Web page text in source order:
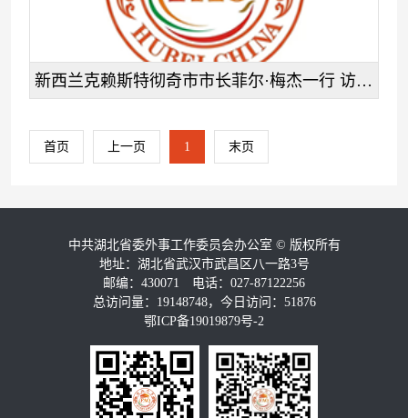
新西兰克赖斯特彻奇市市长菲尔·梅杰一行 访问湖北
首页 上一页 1 末页
中共湖北省委外事工作委员会办公室 © 版权所有
地址：湖北省武汉市武昌区八一路3号
邮编：430071 电话：027-87122256
总访问量：19148748，今日访问：51876
鄂ICP备19019879号-2